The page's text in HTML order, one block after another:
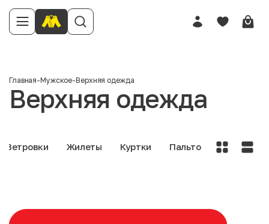
Главная-Мужское-Верхняя одежда
Верхняя одежда
Ветровки Жилеты Куртки Пальто